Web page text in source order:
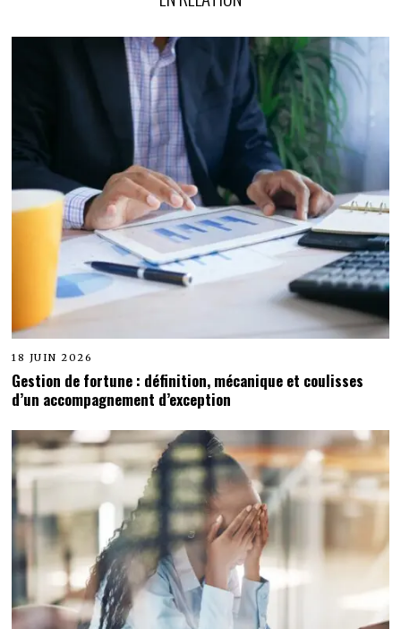
18 JUIN 2026
Gestion de fortune : définition, mécanique et coulisses
d’un accompagnement d’exception